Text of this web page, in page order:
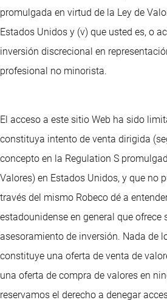
promulgada en virtud de la Ley de
Estados Unidos y (v) que usted es, o
inversión discrecional en
profesional no minorista.
El acceso a este sitio Web ha sido
constituya intento de venta dirigida
concepto en la Regulation S
Valores) en Estados Unidos, y que no
través del mismo Robeco dé a
estadounidense en general que ofrece
asesoramiento de inversión. Nada de
constituye una oferta de venta de
una oferta de compra de valores en
reservamos el derecho a denegar